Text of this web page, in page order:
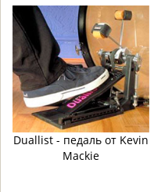
Duallist - педаль от Kevin
Mackie